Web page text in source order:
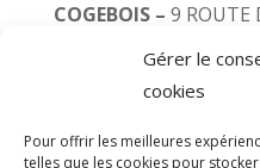
Gérer le
cookies
Pour offrir les meilleures
telles que les cookies pour
COGEBOIS – 9 ROUTE
contact@cogebois.fr –